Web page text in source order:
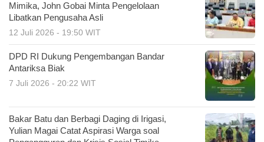
Mimika, John Gobai Minta Pengelolaan
Libatkan Pengusaha Asli
12 Juli 2026 - 19:50 WIT
DPD RI Dukung Pengembangan Bandar
Antariksa Biak
7 Juli 2026 - 20:22 WIT
Bakar Batu dan Berbagi Daging di Irigasi,
Yulian Magai Catat Aspirasi Warga soal